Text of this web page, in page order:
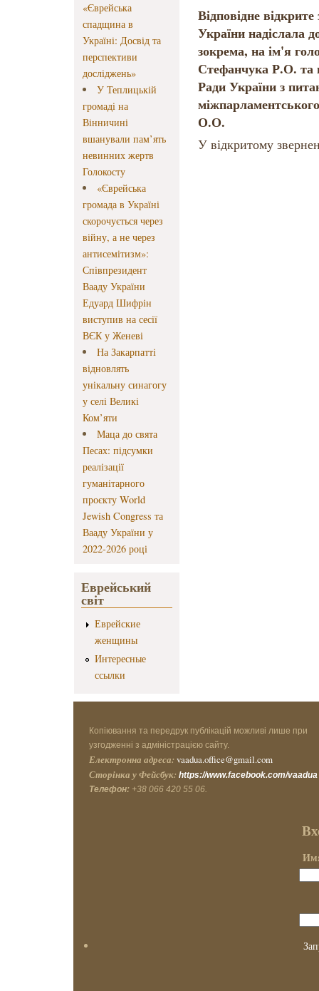
«Єврейська
спадщина в
Україні: Досвід та
перспективи
досліджень»
У Теплицькій
громаді на
Вінничині
вшанували пам’ять
невинних жертв
Голокосту
«Єврейська
громада в Україні
скорочується через
війну, а не через
антисемітизм»:
Співпрезидент
Вааду України
Едуард Шифрін
виступив на сесії
ВЄК у Женеві
На Закарпатті
відновлять
унікальну синагогу
у селі Великі
Ком’яти
Маца до свята
Песах: підсумки
реалізації
гуманітарного
проєкту World
Jewish Congress та
Вааду України у
2022-2026 році
Еврейський
світ
Еврейские
женщины
Интересные
ссылки
Відповідне
України надіслала
зокрема, на ім'я
Стефанчука Р.О. та
Ради України з
О.О.
У відкритому
Копіювання та передрук публікацій можливі лише при
узгодженні з адміністрацією сайту.
Електронна адреса: vaadua.office@gmail.com
Сторінка у Фейсбук: https://www.facebook.com/vaadua
Телефон: +38 066 420 55 06.